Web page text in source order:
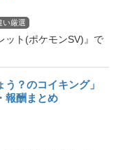
い厳選
ット(ポケモンSV)』で
う？のコイキング」
報酬まとめ